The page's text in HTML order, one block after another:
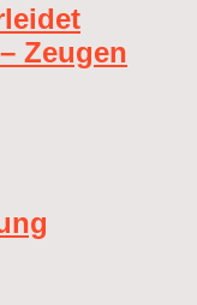
Zeugen